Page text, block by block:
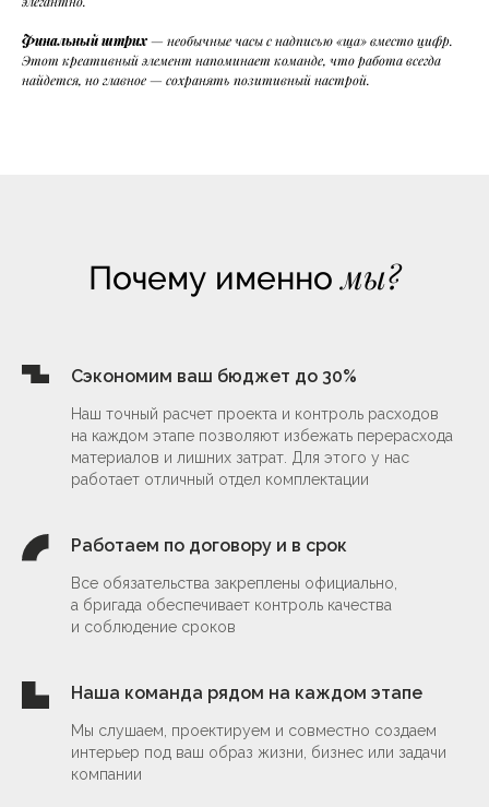
Финальный штрих— необычные часы с надписью «ща» вместо цифр.
Этот креативный элемент напоминает команде, что работа всегда
найдется, но главное — сохранять позитивный настрой.
Почему именно мы?
Сэкономим ваш бюджет до 30%
Наш точный расчет проекта и контроль расходов
на каждом этапе позволяют избежать перерасхода
материалов и лишних затрат. Для этого у нас
работает отличный отдел комплектации
Работаем по договору и в срок
Все обязательства закреплены официально,
а бригада обеспечивает контроль качества
и соблюдение сроков
Наша команда рядом на каждом этапе
Мы слушаем, проектируем и совместно создаем
интерьер под ваш образ жизни, бизнес или задачи
компании
Дизайн интерьера
от 3 800 ₽/м²